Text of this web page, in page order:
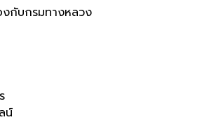
กับกรมทางหลวง
น์